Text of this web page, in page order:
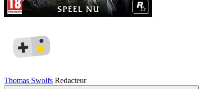
Thomas Swolfs Redacteur